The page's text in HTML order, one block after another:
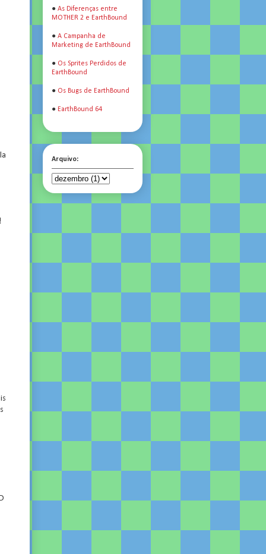
● As Diferenças entre
MOTHER 2 e EarthBound
● A Campanha de
Marketing de EarthBound
● Os Sprites Perdidos de
EarthBound
● Os Bugs de EarthBound
● EarthBound 64
Arquivo: